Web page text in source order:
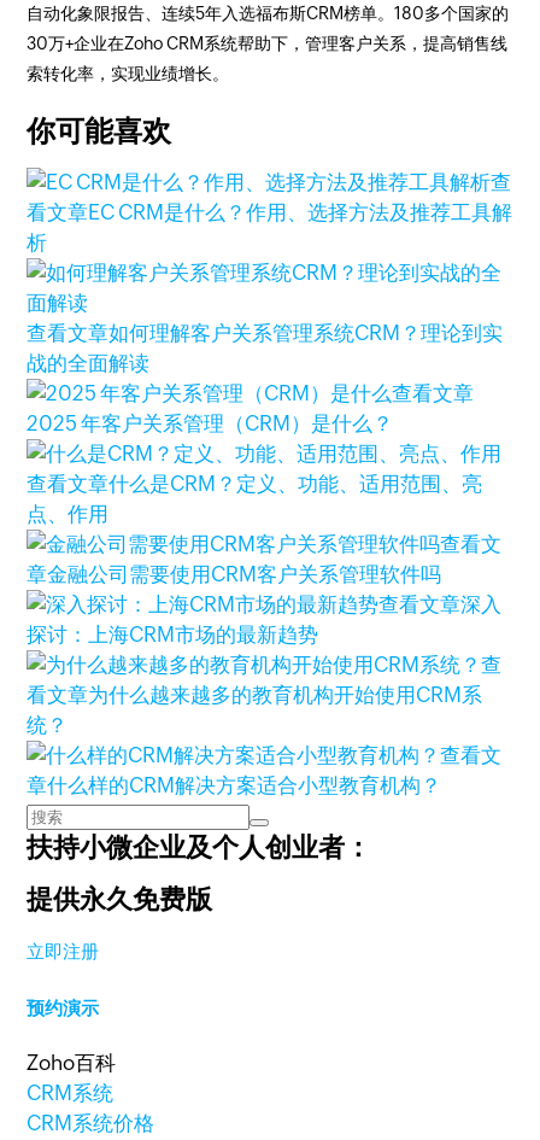
自动化象限报告、连续5年入选福布斯CRM榜单。180多个国家的
30万+企业在Zoho CRM系统帮助下，管理客户关系，提高销售线
索转化率，实现业绩增长。
你可能喜欢
查
看文章EC CRM是什么？作用、选择方法及推荐工具解
析
查看文章如何理解客户关系管理系统CRM？理论到实
战的全面解读
查看文章
2025 年客户关系管理（CRM）是什么？
查看文章什么是CRM？定义、功能、适用范围、亮
点、作用
查看文
章金融公司需要使用CRM客户关系管理软件吗
查看文章深入
探讨：上海CRM市场的最新趋势
查
看文章为什么越来越多的教育机构开始使用CRM系
统？
查看文
章什么样的CRM解决方案适合小型教育机构？
扶持小微企业及个人创业者：
提供永久免费版
立即注册
预约演示
Zoho百科
CRM系统
CRM系统价格